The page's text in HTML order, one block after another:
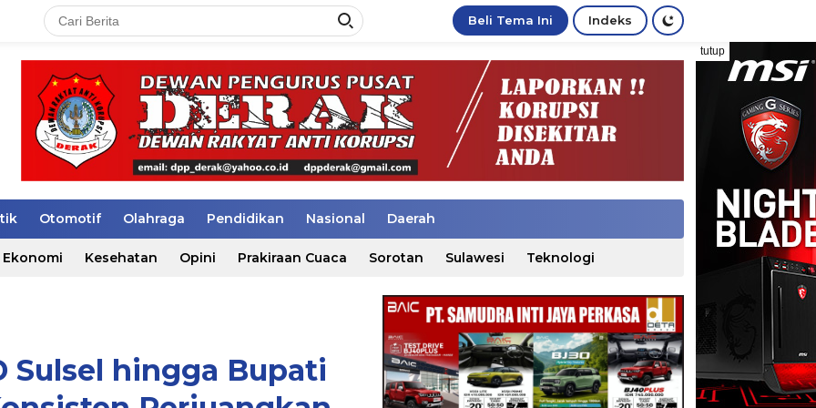
Beli Tema Ini Indeks
tutup
Otomotif Olahraga Pendidikan Nasional Daerah
Ekonomi Kesehatan Opini Prakiraan Cuaca Sorotan Sulawesi Teknologi
Sulsel hingga Bupati